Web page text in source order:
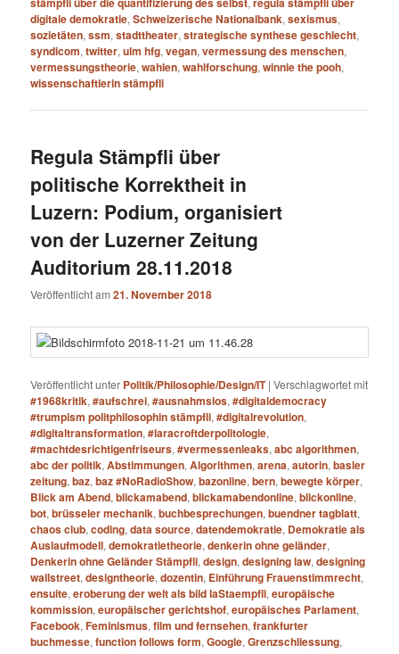
digitale demokratie,Schweizerische Nationalbank,sexismus,
sozietäten,ssm,stadttheater,strategische synthese geschlecht,
syndicom,twitter,ulm hfg,vegan,vermessung des menschen,
vermessungstheorie,wahlen,wahlforschung,winnie the pooh,
wissenschaftlerin stämpfli
Regula Stämpfli über
politische Korrektheit in
Luzern: Podium, organisiert
von der Luzerner Zeitung
Auditorium 28.11.2018
Veröffentlicht am21. November 2018
Veröffentlicht unter Politik/Philosophie/Design/IT |Verschlagwortet mit
#1968kritik,#aufschrei,#ausnahmslos,#digitaldemocracy
#trumpism politphilosophin stämpfli,#digitalrevolution,
#digitaltransformation,#laracroftderpolitologie,
#machtdesrichtigenfriseurs,#vermessenleaks,abc algorithmen,
abc der politik,Abstimmungen,Algorithmen,arena,autorin,basler
zeitung,baz,baz #NoRadioShow,bazonline,bern,bewegte körper,
Blick am Abend,blickamabend,blickamabendonline,blickonline,
bot,brüsseler mechanik,buchbesprechungen,buendner tagblatt,
chaos club,coding,data source,datendemokratie, Demokratie als
Auslaufmodell,demokratietheorie,denkerin ohne geländer,
Denkerin ohne Geländer Stämpfli,design,designing law,designing
wallstreet,designtheorie,dozentin, Einführung Frauenstimmrecht,
ensuite,eroberung der welt als bild laStaempfli,europäische
kommission,europäischer gerichtshof,europäisches Parlament,
Facebook,Feminismus,film und fernsehen,frankfurter
buchmesse,function follows form,Google,Grenzschliessung,